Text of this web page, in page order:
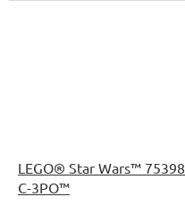
LEGO® Star Wars™ 75398
C-3PO™